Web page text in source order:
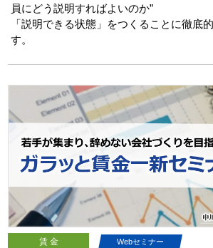
員にどう説明すればよいのか”
「説明できる状態」をつくることに徹底
す。
賃 金 Webセミナー